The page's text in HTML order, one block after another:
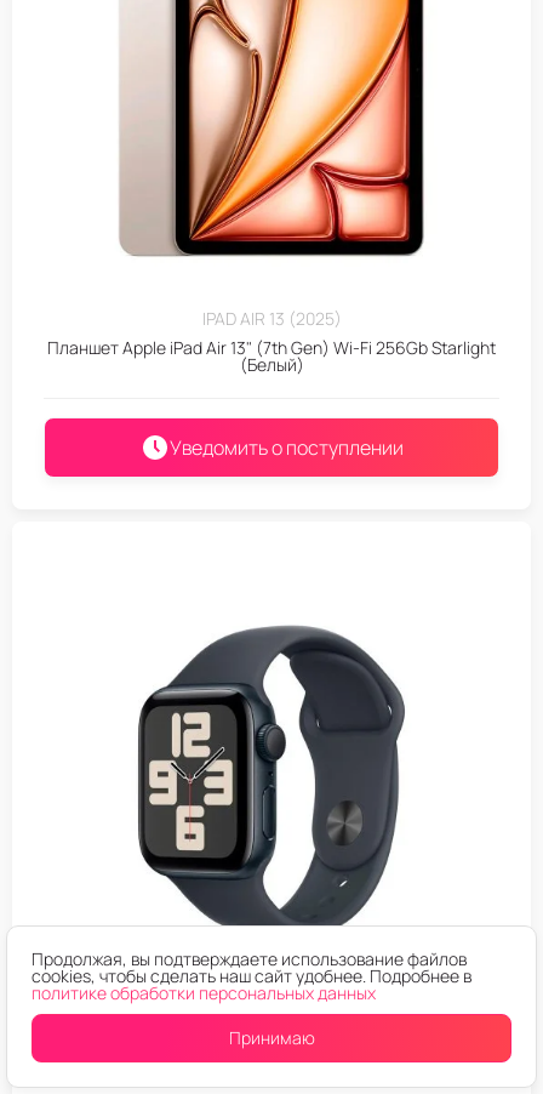
IPAD AIR 13 (2025)
Планшет Apple iPad Air 13" (7th Gen) Wi-Fi 256Gb Starlight
(Белый)
Уведомить о поступлении
APPLE WATCH SE 2024
Умные часы Apple Watch SE 2024 44mm Midnight Black
M/L (US)
Продолжая, вы подтверждаете использование файлов
cookies, чтобы сделать наш сайт удобнее. Подробнее в
политике обработки персональных данных
Принимаю